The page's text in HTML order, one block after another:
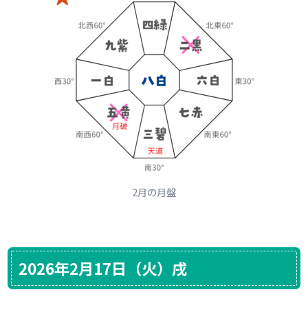
2月の月盤
2026年2月17日（火）戌